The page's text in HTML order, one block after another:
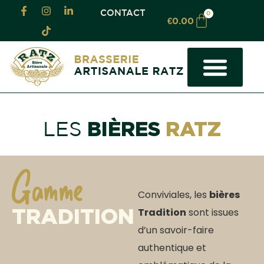
CONTACT
€0.00
0
LES BIÈRES RATZ
Gamme
TRADITION
Conviviales, les bières
Tradition sont issues
d’un savoir-faire
authentique et